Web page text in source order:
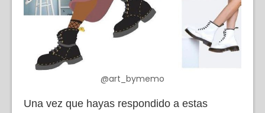
@art_bymemo
Una vez que hayas respondido a estas